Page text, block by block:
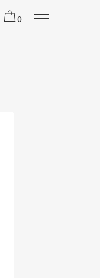
2026 PREFALL
0